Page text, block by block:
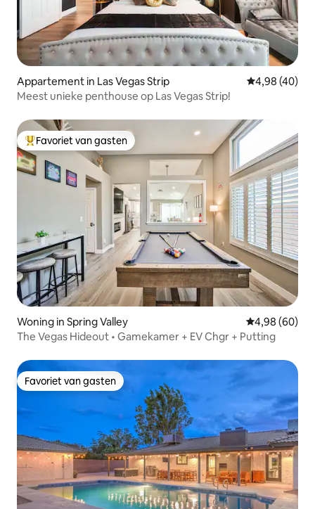
Appartement in Las Vegas Strip Gemiddelde
4,98 (40)
Meest unieke penthouse op Las Vegas Strip!
Topfavoriet van gasten
Favoriet van gasten
Woning in Spring Valley Gemiddelde
4,98 (60)
The Vegas Hideout • Gamekamer + EV Chgr + Putting
Favoriet van gasten
Favoriet van gasten